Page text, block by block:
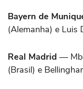
Bayern de
(Alemanha) e Luis
Real Madrid —
(Brasil) e